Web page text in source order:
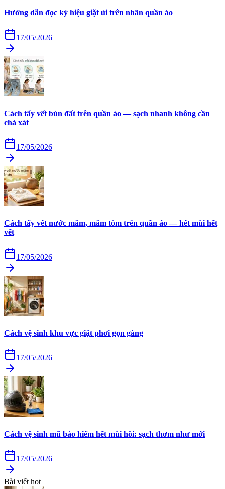
Hướng dẫn đọc ký hiệu giặt ủi trên nhãn quần áo
17/05/2026
Cách tẩy vết bùn đất trên quần áo — sạch nhanh không cần
chà xát
17/05/2026
Cách tẩy vết nước mắm, mắm tôm trên quần áo — hết mùi hết
vết
17/05/2026
Cách vệ sinh khu vực giặt phơi gọn gàng
17/05/2026
Cách vệ sinh mũ bảo hiểm hết mùi hôi: sạch thơm như mới
17/05/2026
Bài viết hot